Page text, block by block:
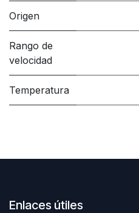
Origen
Rango de
velocidad
Temperatura
Enlaces útiles